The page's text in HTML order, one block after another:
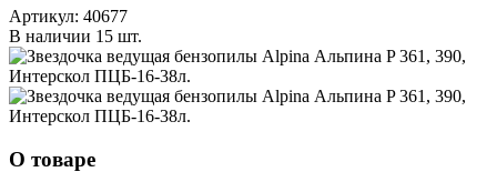
Артикул: 40677
В наличии 15 шт.
О товаре